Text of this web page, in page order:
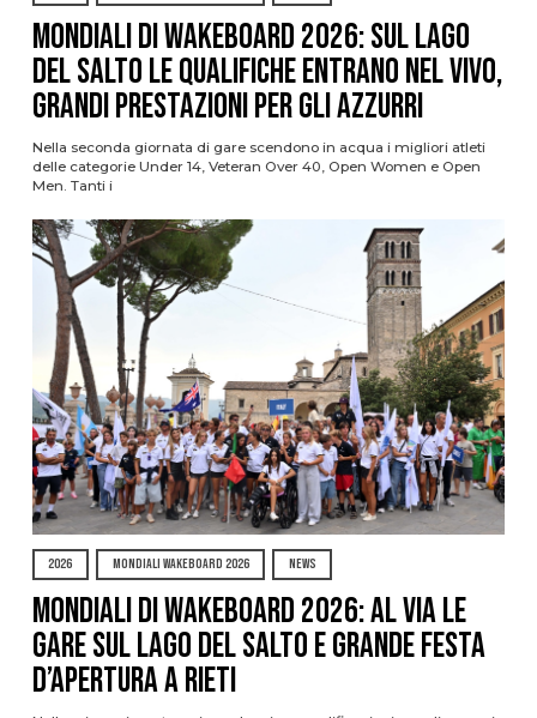
Mondiali di Wakeboard 2026: sul Lago
del Salto le qualifiche entrano nel vivo,
grandi prestazioni per gli azzurri
Nella seconda giornata di gare scendono in acqua i migliori atleti
delle categorie Under 14, Veteran Over 40, Open Women e Open
Men. Tanti i
2026 MONDIALI WAKEBOARD 2026 NEWS
Mondiali di Wakeboard 2026: al via le
gare sul Lago del Salto e grande festa
d’apertura a Rieti